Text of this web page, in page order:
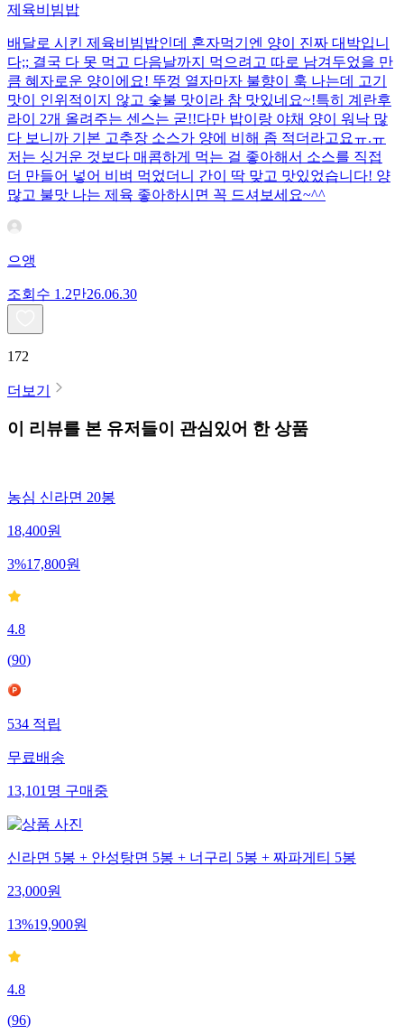
제육비빔밥
배달로 시킨 제육비빔밥인데 혼자먹기엔 양이 진짜 대박입니
다;; 결국 다 못 먹고 다음날까지 먹으려고 따로 남겨두었을 만
큼 혜자로운 양이에요! 뚜껑 열자마자 불향이 훅 나는데 고기
맛이 인위적이지 않고 숯불 맛이라 참 맛있네요~!특히 계란후
라이 2개 올려주는 센스는 굳!! ​다만 밥이랑 야채 양이 워낙 많
다 보니까 기본 고추장 소스가 양에 비해 좀 적더라고요ㅠ.ㅠ
저는 싱거운 것보다 매콤하게 먹는 걸 좋아해서 소스를 직접
더 만들어 넣어 비벼 먹었더니 간이 딱 맞고 맛있었습니다! 양
많고 불맛 나는 제육 좋아하시면 꼭 드셔보세요~^^
으앵
조회수 1.2만26.06.30
172
더보기
이 리뷰를 본 유저들이 관심있어 한 상품
농심 신라면 20봉
18,400원
3%17,800원
4.8
(90)
534 적립
무료배송
13,101 명 구매중
신라면 5봉 + 안성탕면 5봉 + 너구리 5봉 + 짜파게티 5봉
23,000원
13%19,900원
4.8
(96)